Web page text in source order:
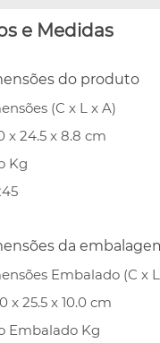
e Medidas
do produto
(C x L x A)
x 24.5 x 8.8 cm
Kg
da
Embalado (C x
x 25.5 x 10.0 cm
Embalado Kg